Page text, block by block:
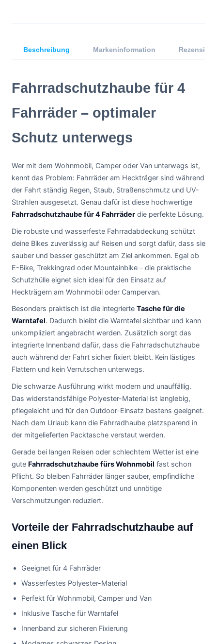
Beschreibung Markeninformation
Fahrradschutzhaube für 4
Fahrräder – optimaler
Schutz unterwegs
Wer mit dem Wohnmobil, Camper oder Van unterwegs ist,
kennt das Problem: Fahrräder am Heckträger sind während
der Fahrt ständig Regen, Staub, Straßenschmutz und UV-
Strahlen ausgesetzt. Genau dafür ist diese hochwertige
Fahrradschutzhaube für 4 Fahrräder die perfekte Lösung.
Die robuste und wasserfeste Fahrradabdeckung schützt
deine Bikes zuverlässig auf Reisen und sorgt dafür, dass sie
sauber und besser geschützt am Ziel ankommen. Egal ob
E-Bike, Trekkingrad oder Mountainbike – die praktische
Schutzhülle eignet sich ideal für den Einsatz auf
Heckträgern am Wohnmobil oder Campervan.
Besonders praktisch ist die integrierte Tasche für die
Warntafel. Dadurch bleibt die Warntafel sichtbar und kann
unkompliziert angebracht werden. Zusätzlich sorgt das
integrierte Innenband dafür, dass die Fahrradschutzhaube
auch während der Fahrt sicher fixiert bleibt. Kein lästiges
Flattern und kein Verrutschen unterwegs.
Die schwarze Ausführung wirkt modern und unauffällig.
Das widerstandsfähige Polyester-Material ist langlebig,
pflegeleicht und für den Outdoor-Einsatz bestens geeignet.
Nach dem Urlaub kann die Fahrradhaube platzsparend in
der mitgelieferten Packtasche verstaut werden.
Gerade bei langen Reisen oder schlechtem Wetter ist eine
gute Fahrradschutzhaube fürs Wohnmobil fast schon
Pflicht. So bleiben Fahrräder länger sauber, empfindliche
Komponenten werden geschützt und unnötige
Verschmutzungen reduziert.
Vorteile der Fahrradschutzhaube auf
einen Blick
Geeignet für 4 Fahrräder
Wasserfestes Polyester-Material
Perfekt für Wohnmobil, Camper und Van
Inklusive Tasche für Warntafel
Innenband zur sicheren Fixierung